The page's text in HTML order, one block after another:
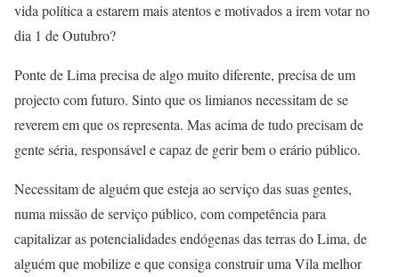
vida política a estarem mais atentos e motivados a irem votar no
dia 1 de Outubro?
Ponte de Lima precisa de algo muito diferente, precisa de um
projecto com futuro. Sinto que os limianos necessitam de se
reverem em que os representa. Mas acima de tudo precisam de
gente séria, responsável e capaz de gerir bem o erário público.
Necessitam de alguém que esteja ao serviço das suas gentes,
numa missão de serviço público, com competência para
capitalizar as potencialidades endógenas das terras do Lima, de
alguém que mobilize e que consiga construir uma Vila melhor